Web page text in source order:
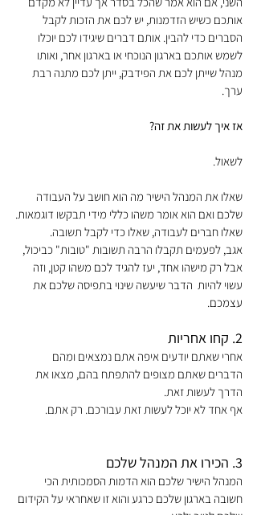
אותכם כשיש הזדמנות, יש לכם את הזכות לקבל
הסברים כדי להבין. אותם דברים שיגידו לכם יוכלו
לשמש אותכם בארגון הנוכחי או בארגון אחר, ואותו
מנהל שייתן לכם את הפידבק, ייתן לכם מתנה רבת
ערך.
אז איך לעשות את זה?
לשאול.
שאלו את המנהל הישיר מה הוא חושב על העבודה
שלכם ואם הוא אומר משהו כללי מידי תבקשו דוגמאות.
שאלו חברים לעבודה, שאלו כדי לקבל תשובה.
אגב, לפעמים תקבלו הרבה תשובות "טובות" כביכול,
אבל רק מישהו אחד, יעז להגיד לכם משהו קטן, וזה
עשוי להיות  הדבר שיעשה שינוי בתפיסה שלכם את
עצמכם.
2. קחו אחריות
אחרי שאתם יודעים איפה אתם נמצאים ומהם
הדברים שאתם מצופים להתפתח בהם, מצאו את
הדרך לעשות זאת.
אף אחד לא יוכל לעשות זאת עבורכם. רק אתם.
3. הכירו את המנהל שלכם
המנהל הישיר שלכם הוא הדמות הסמכותית הכי
חשובה בארגון שלכם כרגע והוא זו שאחראי על הקידום